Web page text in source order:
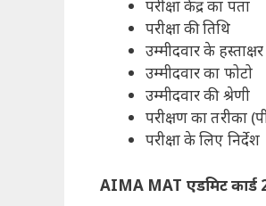
परीक्षा केंद्र का पता
परीक्षा की तिथि
उम्मीदवार के हस्ताक्षर
उम्मीदवार का फोटो
उम्मीदवार की श्रेणी
परीक्षण का तरीका
परीक्षा के लिए निर्देश
AIMA MAT एडमिट